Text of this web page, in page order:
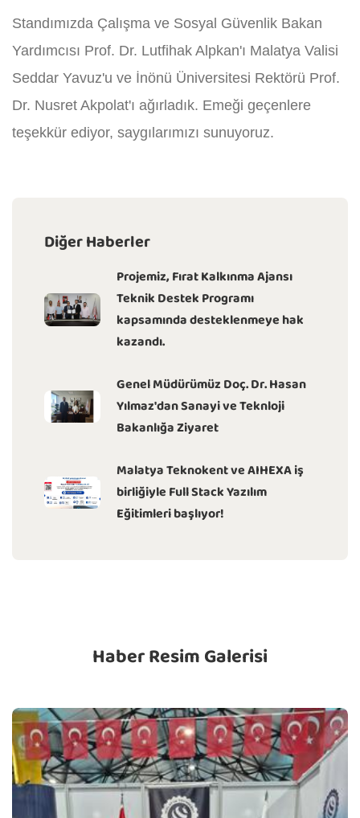
Standımızda Çalışma ve Sosyal Güvenlik Bakan
Yardımcısı Prof. Dr. Lutfihak Alpkan'ı Malatya Valisi
Seddar Yavuz'u ve İnönü Üniversitesi Rektörü Prof.
Dr. Nusret Akpolat'ı ağırladık. Emeği geçenlere
teşekkür ediyor, saygılarımızı sunuyoruz.
Diğer Haberler
Projemiz, Fırat Kalkınma Ajansı
Teknik Destek Programı
kapsamında desteklenmeye hak
kazandı.
Genel Müdürümüz Doç. Dr. Hasan
Yılmaz'dan Sanayi ve Teknloji
Bakanlığa Ziyaret
Malatya Teknokent ve AIHEXA iş
birliğiyle Full Stack Yazılım
Eğitimleri başlıyor!
Haber Resim Galerisi